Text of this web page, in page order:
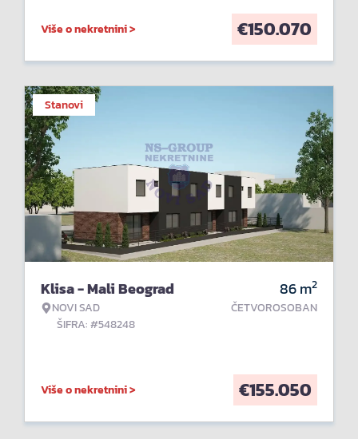
Više o nekretnini > €150.070
Stanovi
Klisa - Mali Beograd
NOVI SAD
ŠIFRA: #548248
86m2
ČETVOROSOBAN
Više o nekretnini > €155.050